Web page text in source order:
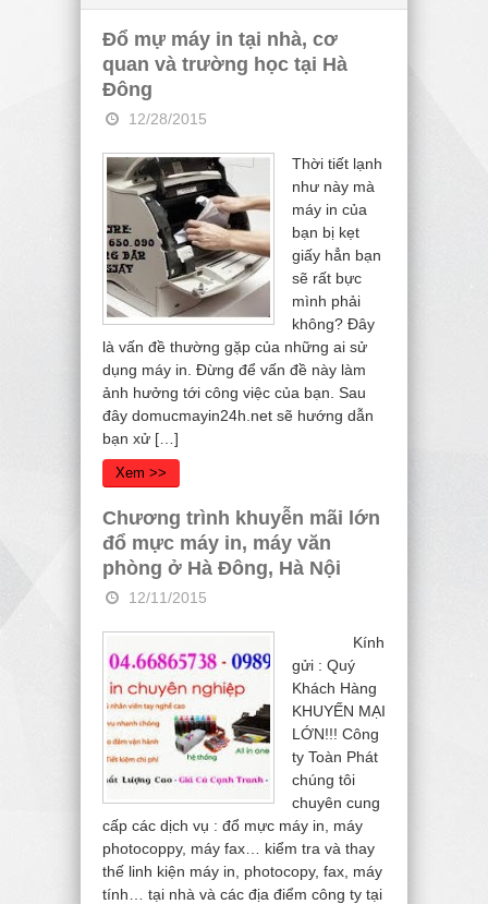
Đổ mự máy in tại nhà, cơ
quan và trường học tại Hà
Đông
12/28/2015
Thời tiết lạnh
như này mà
máy in của
bạn bị kẹt
giấy hẳn bạn
sẽ rất bực
mình phải
không? Đây
là vấn đề thường gặp của những ai sử
dụng máy in. Đừng để vấn đề này làm
ảnh hưởng tới công việc của bạn. Sau
đây domucmayin24h.net sẽ hướng dẫn
bạn xử […]
Xem >>
Chương trình khuyễn mãi lớn
đổ mực máy in, máy văn
phòng ở Hà Đông, Hà Nội
12/11/2015
Kính
gửi : Quý
Khách Hàng
KHUYẾN MẠI
LỚN!!! Công
ty Toàn Phát
chúng tôi
chuyên cung
cấp các dịch vụ : đổ mực máy in, máy
photocoppy, máy fax… kiểm tra và thay
thế linh kiện máy in, photocopy, fax, máy
tính… tại nhà và các địa điểm công ty tại